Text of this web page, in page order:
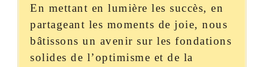
En mettant en lumière les succès, en
partageant les moments de joie, nous
bâtissons un avenir sur les fondations
solides de l’optimisme et de la